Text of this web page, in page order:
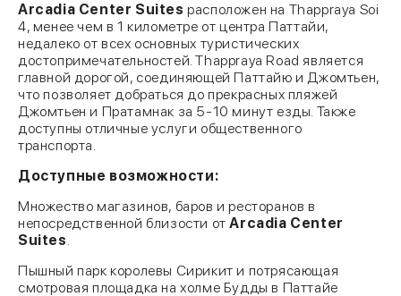
Arcadia Center Suites расположен на Thappraya Soi
4, менее чем в 1 километре от центра Паттайи,
недалеко от всех основных туристических
достопримечательностей. Thappraya Road является
главной дорогой, соединяющей Паттайю и Джомтьен,
что позволяет добраться до прекрасных пляжей
Джомтьен и Пратамнак за 5-10 минут езды. Также
доступны отличные услуги общественного
транспорта.
Доступные возможности:
Множество магазинов, баров и ресторанов в
непосредственной близости отArcadia Center
Suites.
Пышный парк королевы Сирикит и потрясающая
смотровая площадка на холме Будды в Паттайе